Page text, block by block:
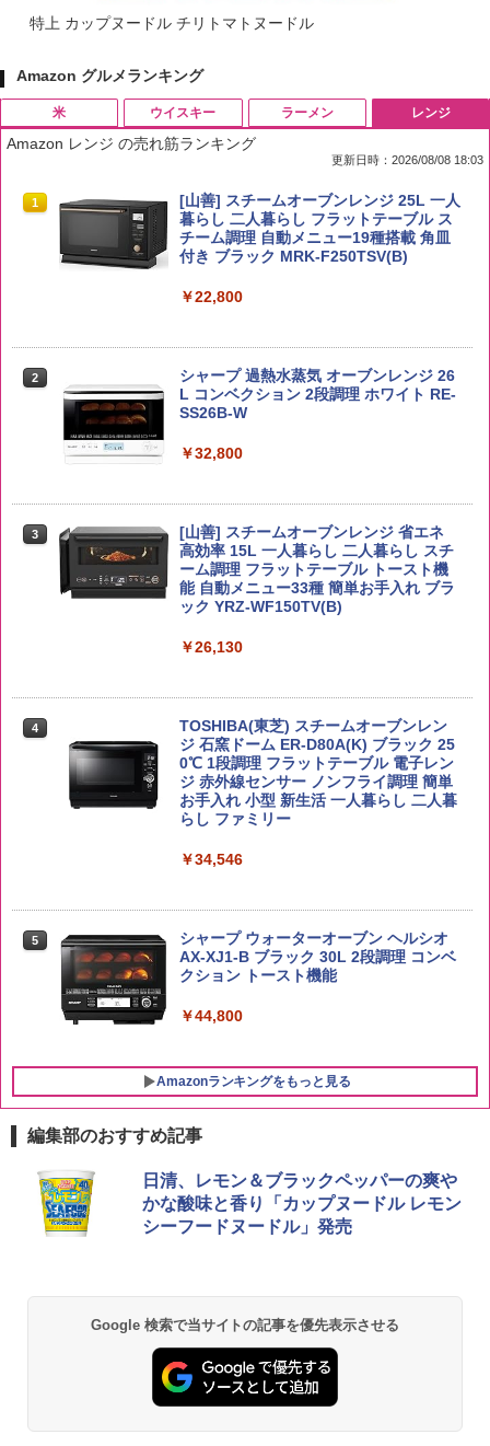
特上 カップヌードル チリトマトヌードル
Amazon グルメランキング
米
1 by Amazon 国産ブレンド米 精米 5kg
￥2,650
kg 業務用 お米マイスターブレンド
￥2,680
野沢農産 無洗米 青い流るる コシヒカリ
5kg 長野県産 令和7年産
￥3,980
￥3,396
新潟ケンベイ【精米】新潟県産にじのき
ウイスキー
1
ブラックニッカ ニッカ Nikka ウィスキ
ー4000ml ブラックニッカクリア ウヰス
キー 【日本 アサヒ ウィスキー】 大容量
お得 4リットル
￥4,358
2
角瓶 2700ml サントリー ウイスキー ハ
イボール 大容量
3
角ハイボール 350ml×24本 サントリー ウ
イスキー ハイボール 缶
￥4,927
容量 4リットル
￥4,274
白州 Story of the Distillery 2026 化粧箱
￥19,860
ラーメン
1
チキンラーメン どんぶり 85g×12個 日清
食品 インスタント カップ麺
￥1,939
2
麺 小腹 インスタント アウトドアにも ロ
ーリングストック 大人買い おやつカン
パニー
￥1,288
3
国分 tabete だし麺 千葉県産はまぐりだ
し 塩らーめん 108g×10袋 保存食 備蓄
￥2,323
らに塩分控えめ 78g×12個
￥3,248
ょうゆ 高たんぱく&低糖質 さらに塩分控
レンジ
Amazon レンジ の売れ筋ランキング
更新日時：2026/08/08 18:03
1
[山善] スチームオーブンレンジ 25L 一人
暮らし 二人暮らし フラットテーブル ス
チーム調理 自動メニュー19種搭載 角皿
付き ブラック MRK-F250TSV(B)
￥22,800
2
シャープ 過熱水蒸気 オーブンレンジ 26
L コンベクション 2段調理 ホワイト RE-
SS26B-W
￥32,800
3
[山善] スチームオーブンレンジ 省エネ
高効率 15L 一人暮らし 二人暮らし スチ
ーム調理 フラットテーブル トースト機
能 自動メニュー33種 簡単お手入れ ブラ
ック YRZ-WF150TV(B)
￥26,130
4
TOSHIBA(東芝) スチームオーブンレン
ジ 石窯ドーム ER-D80A(K) ブラック 25
0℃ 1段調理 フラットテーブル 電子レン
ジ 赤外線センサー ノンフライ調理 簡単
お手入れ 小型 新生活 一人暮らし 二人暮
らし ファミリー
￥34,546
5
シャープ ウォーターオーブン ヘルシオ
AX-XJ1-B ブラック 30L 2段調理 コンベ
クション トースト機能
￥44,800
Amazonランキングをもっと見る
編集部のおすすめ記事
日清、レモン＆ブラックペッパーの爽や
かな酸味と香り「カップヌードル レモン
シーフードヌードル」発売
Google 検索で当サイトの記事を優先表示させる